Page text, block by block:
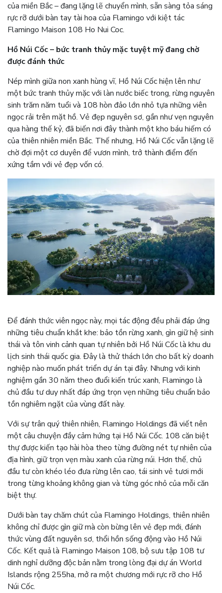
của miền Bắc – đang lặng lẽ chuyển mình, sẵn sàng tỏa sáng
rực rỡ dưới bàn tay tài hoa của Flamingo với kiệt tác
Flamingo Maison 108 Ho Nui Coc.
Hồ Núi Cốc – bức tranh thủy mặc tuyệt mỹ đang chờ
được đánh thức
Nép mình giữa non xanh hùng vĩ, Hồ Núi Cốc hiện lên như
một bức tranh thủy mặc với làn nước biếc trong, rừng nguyên
sinh trăm năm tuổi và 108 hòn đảo lớn nhỏ tựa những viên
ngọc rải trên mặt hồ. Vẻ đẹp nguyên sơ, gần như vẹn nguyên
qua hàng thế kỷ, đã biến nơi đây thành một kho báu hiếm có
của thiên nhiên miền Bắc. Thế nhưng, Hồ Núi Cốc vẫn lặng lẽ
chờ đợi một cơ duyên để vươn mình, trở thành điểm đến
xứng tầm với vẻ đẹp vốn có.
Để đánh thức viên ngọc này, mọi tác động đều phải đáp ứng
những tiêu chuẩn khắt khe: bảo tồn rừng xanh, gìn giữ hệ sinh
thái và tôn vinh cảnh quan tự nhiên bởi Hồ Núi Cốc là khu du
lịch sinh thái quốc gia. Đây là thử thách lớn cho bất kỳ doanh
nghiệp nào muốn phát triển dự án tại đây. Nhưng với kinh
nghiệm gần 30 năm theo đuổi kiến trúc xanh, Flamingo là
chủ đầu tư duy nhất đáp ứng trọn vẹn những tiêu chuẩn bảo
tồn nghiêm ngặt của vùng đất này.
Với sự trân quý thiên nhiên, Flamingo Holdings đã viết nên
một câu chuyện đầy cảm hứng tại Hồ Núi Cốc. 108 căn biệt
thự được kiến tạo hài hòa theo từng đường nét tự nhiên của
địa hình, giữ trọn vẹn màu xanh của rừng núi. Hơn thế, chủ
đầu tư còn khéo léo đưa rừng lên cao, tái sinh vẻ tươi mới
trong từng khoảng không gian và từng góc nhỏ của mỗi căn
biệt thự.
Dưới bàn tay chăm chút của Flamingo Holdings, thiên nhiên
không chỉ được gìn giữ mà còn bừng lên vẻ đẹp mới, đánh
thức vùng đất nguyên sơ, thổi hồn sống động vào Hồ Núi
Cốc. Kết quả là Flamingo Maison 108, bộ sưu tập 108 tư
dinh nghỉ dưỡng độc bản nằm trong lòng đại dự án World
Islands rộng 255ha, mở ra một chương mới rực rỡ cho Hồ
Núi Cốc.